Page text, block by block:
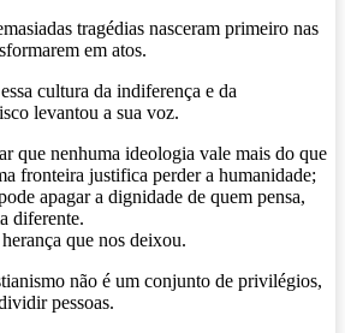
tragédias nasceram primeiro nas
em atos.
cultura da indiferença e da
levantou a sua voz.
que nenhuma ideologia vale mais do que
fronteira justifica perder a humanidade;
apagar a dignidade de quem pensa,
diferente.
que nos deixou.
não é um conjunto de privilégios,
pessoas.